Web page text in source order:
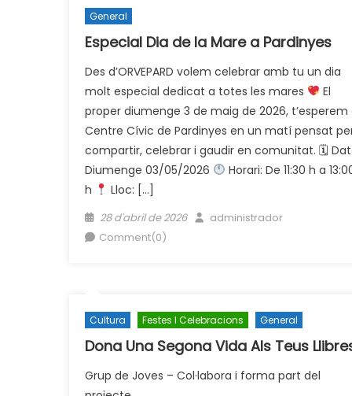
General
Especial Dia de la Mare a Pardinyes
Des d’ORVEPARD volem celebrar amb tu un dia
molt especial dedicat a totes les mares
El
proper diumenge 3 de maig de 2026, t’esperem
Centre Cívic de Pardinyes en un matí pensat
compartir, celebrar i gaudir en comunitat. 🗓
Diumenge 03/05/2026
Horari: De 11:30 h a
h
Lloc: […]
Posted
on
28 d'abril de 2026 Author
administrador
Comment(0)
Cultura Festes I Celebracions General
Dona Una Segona Vida Als Teus
Grup de Joves – Col·labora i forma part del